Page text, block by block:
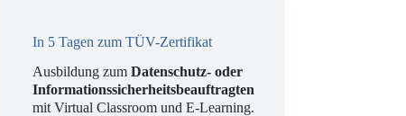
In 5 Tagen zum TÜV-Zertifikat
Ausbildung zumDatenschutz- oder
Informationssicherheitsbeauftragten
mit Virtual Classroom und E-Learning.